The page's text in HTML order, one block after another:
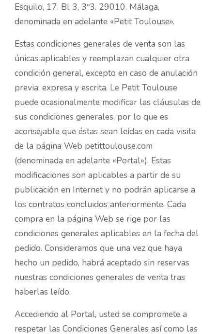
Esquilo, 17. Bl 3, 3º3. 29010. Málaga,
denominada en adelante «Petit Toulouse».
Estas condiciones generales de venta son las
únicas aplicables y reemplazan cualquier otra
condición general, excepto en caso de anulación
previa, expresa y escrita. Le Petit Toulouse
puede ocasionalmente modificar las cláusulas de
sus condiciones generales, por lo que es
aconsejable que éstas sean leídas en cada visita
de la página Web petittoulouse.com
(denominada en adelante «Portal»). Estas
modificaciones son aplicables a partir de su
publicación en Internet y no podrán aplicarse a
los contratos concluidos anteriormente. Cada
compra en la página Web se rige por las
condiciones generales aplicables en la fecha del
pedido. Consideramos que una vez que haya
hecho un pedido, habrá aceptado sin reservas
nuestras condiciones generales de venta tras
haberlas leído.
Accediendo al Portal, usted se compromete a
respetar las Condiciones Generales así como las